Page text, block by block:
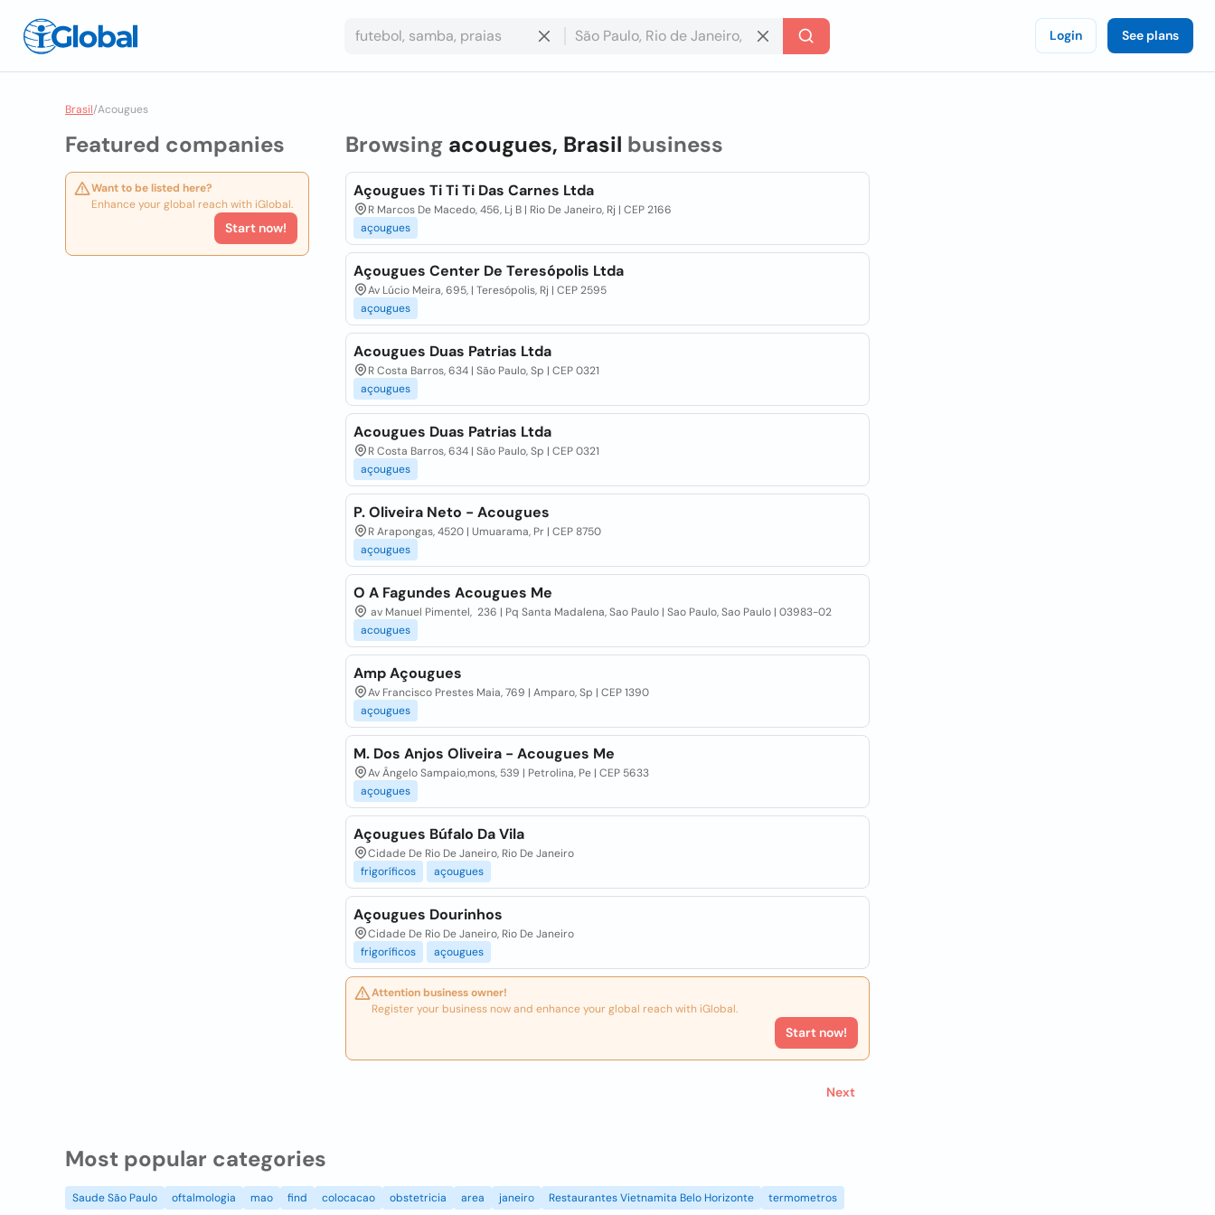
Login See plans
Brasil/Acougues
Featured companies
Want to be listed here?
Enhance your global reach with iGlobal.
Start now!
Browsing acougues, Brasil business
Açougues Ti Ti Ti Das Carnes Ltda
R Marcos De Macedo, 456, Lj B | Rio De Janeiro, Rj | CEP 2166
açougues
Açougues Center De Teresópolis Ltda
Av Lúcio Meira, 695, | Teresópolis, Rj | CEP 2595
açougues
Acougues Duas Patrias Ltda
R Costa Barros, 634 | São Paulo, Sp | CEP 0321
açougues
Acougues Duas Patrias Ltda
R Costa Barros, 634 | São Paulo, Sp | CEP 0321
açougues
P. Oliveira Neto - Acougues
R Arapongas, 4520 | Umuarama, Pr | CEP 8750
açougues
O A Fagundes Acougues Me
av Manuel Pimentel, 236 | Pq Santa Madalena, Sao Paulo | Sao Paulo, Sao Paulo | 03983-02
acougues
Amp Açougues
Av Francisco Prestes Maia, 769 | Amparo, Sp | CEP 1390
açougues
M. Dos Anjos Oliveira - Acougues Me
Av Ângelo Sampaio,mons, 539 | Petrolina, Pe | CEP 5633
açougues
Açougues Búfalo Da Vila
Cidade De Rio De Janeiro, Rio De Janeiro
frigoríficos
açougues
Açougues Dourinhos
Cidade De Rio De Janeiro, Rio De Janeiro
frigoríficos
açougues
Attention business owner!
Register your business now and enhance your global reach with iGlobal.
Start now!
Next
Most popular categories
Saude São Paulo oftalmologia mao find colocacao obstetricia area janeiro Restaurantes Vietnamita Belo Horizonte termometros